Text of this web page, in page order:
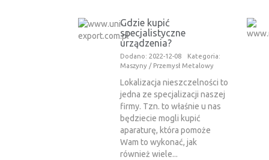
Gdzie kupić
specjalistyczne
urządzenia?
Dodano: 2022-12-08
Kategoria:
Maszyny / Przemysł Metalowy
Lokalizacja nieszczelności to
jedna ze specjalizacji naszej
firmy. Tzn. to właśnie u nas
będziecie mogli kupić
aparaturę, która pomoże
Wam to wykonać, jak
również wiele...